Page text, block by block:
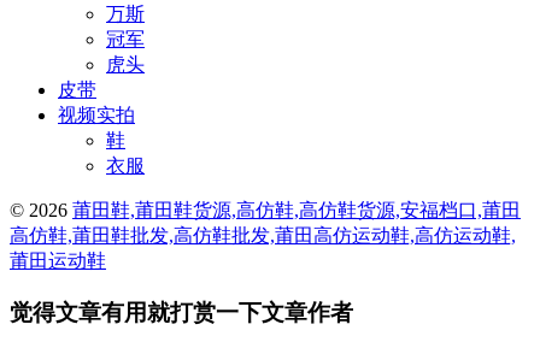
万斯
冠军
虎头
皮带
视频实拍
鞋
衣服
© 2026 莆田鞋,莆田鞋货源,高仿鞋,高仿鞋货源,安福档口,莆田
高仿鞋,莆田鞋批发,高仿鞋批发,莆田高仿运动鞋,高仿运动鞋,
莆田运动鞋
觉得文章有用就打赏一下文章作者